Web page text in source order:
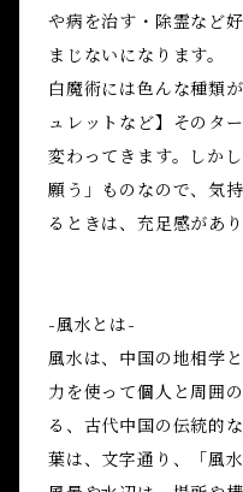
や病を治す・除霊など
まじないになります。
白魔術には色んな種類
ュレットなど】そのタ
変わってきます。しか
願う」ものなので、気
るときは、充足感があり
-風水とは-
風水は、中国の地相学
力を使って個人と周囲
る、古代中国の伝統的
葉は、文字通り、「風